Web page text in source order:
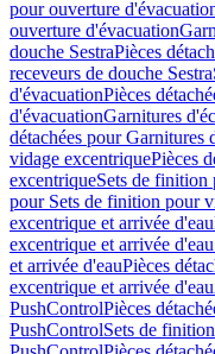
pour ouverture
ouverture d'évacuation
douche SestraPièces
receveurs de douche Sestra
d'évacuationPièces
d'évacuationGarnitures
détachées pour Garnitures
vidage excentriquePièces
excentriqueSets de finition
pour Sets de finition pour
excentrique et arrivée d'eau
excentrique et arrivée d'eau
et arrivée d'eauPièces
excentrique et arrivée d'eau
PushControlPièces
PushControlSets de